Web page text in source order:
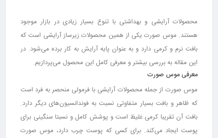
محصولات آرایشی و بهداشتی با تنوع بسیار زیادی در بازار موجود
هستند. موس صورت یکی از همین محصولات زیرساز آرایشی است که
بافت نرم و کرمی دارد و به عنوان پایه آرایش به کار برده می‌شود. در
این مقاله به بررسی بیشتر و معرفی کامل این محصول می‌پردازیم.
معرفی موس صورت
موس صورت از جمله محصولات آرایشی با فرمولی منحصر به فرد است
که ظاهر و بافت بسیار متفاوتی نسبت به فوندانسیون‌های دیگر دارد.
بافت آن تقریبا کرمی غلیظ است و پوشش کامل و نسبتا سنگینی برای
پوست ایجاد می‌کند. برای کسی که پوست چرب دارد، موس صورت